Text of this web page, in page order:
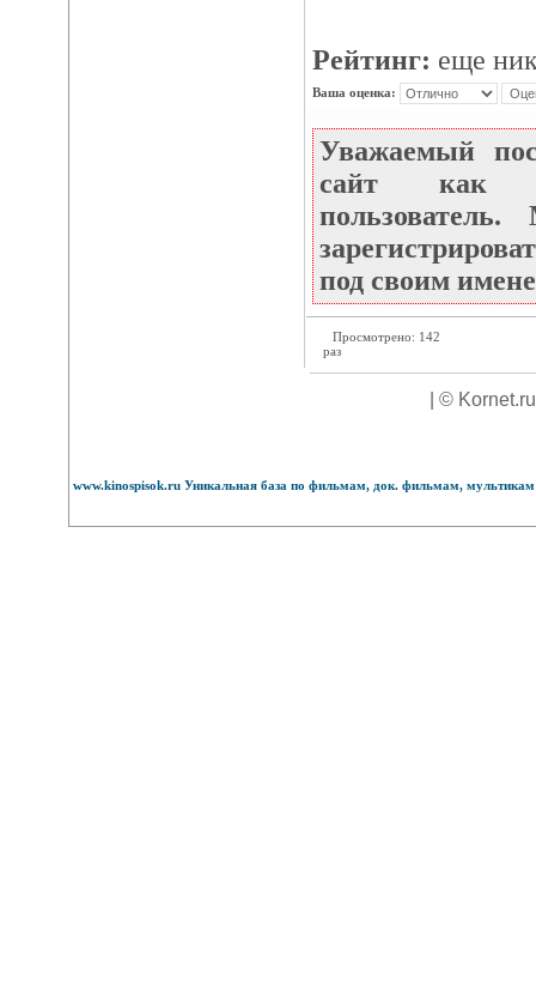
Рейтинг: еще
Ваша оценка:
Уважаемый
сайт как
под своим
Просмотрено: 142
раз
| ©
www.kinospisok.ru Уникальная база по фильмам, док. фильмам,